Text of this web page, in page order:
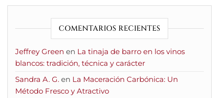
COMENTARIOS RECIENTES
Jeffrey Green en La tinaja de barro en los vinos
blancos: tradición, técnica y carácter
Sandra A. G. en La Maceración Carbónica: Un
Método Fresco y Atractivo